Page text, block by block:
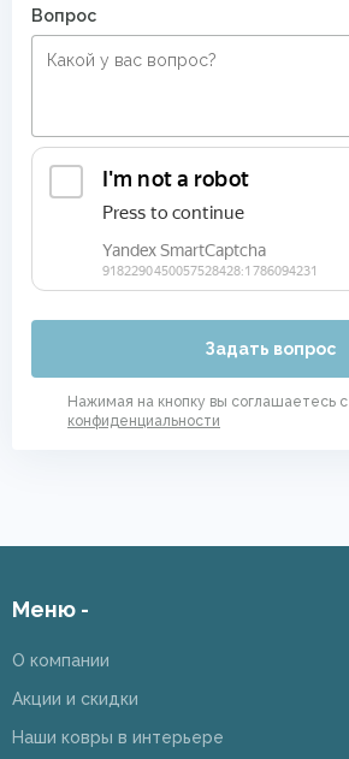
Вопрос
Задать вопрос
Нажимая на кнопку вы соглашаетесь с
конфиденциальности
Меню -
О компании
Акции и скидки
Наши ковры в интерьере